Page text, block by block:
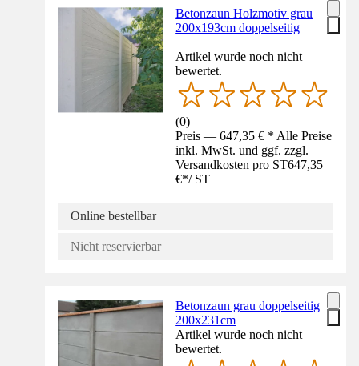
Betonzaun Holzmotiv grau
200x193cm doppelseitig
Artikel wurde noch nicht
bewertet.
(0)
Preis — 647,35 € * Alle Preise
inkl. MwSt. und ggf. zzgl.
Versandkosten pro ST647,35
€*/ ST
Online bestellbar
Nicht reservierbar
Betonzaun grau doppelseitig
200x231cm
Artikel wurde noch nicht
bewertet.